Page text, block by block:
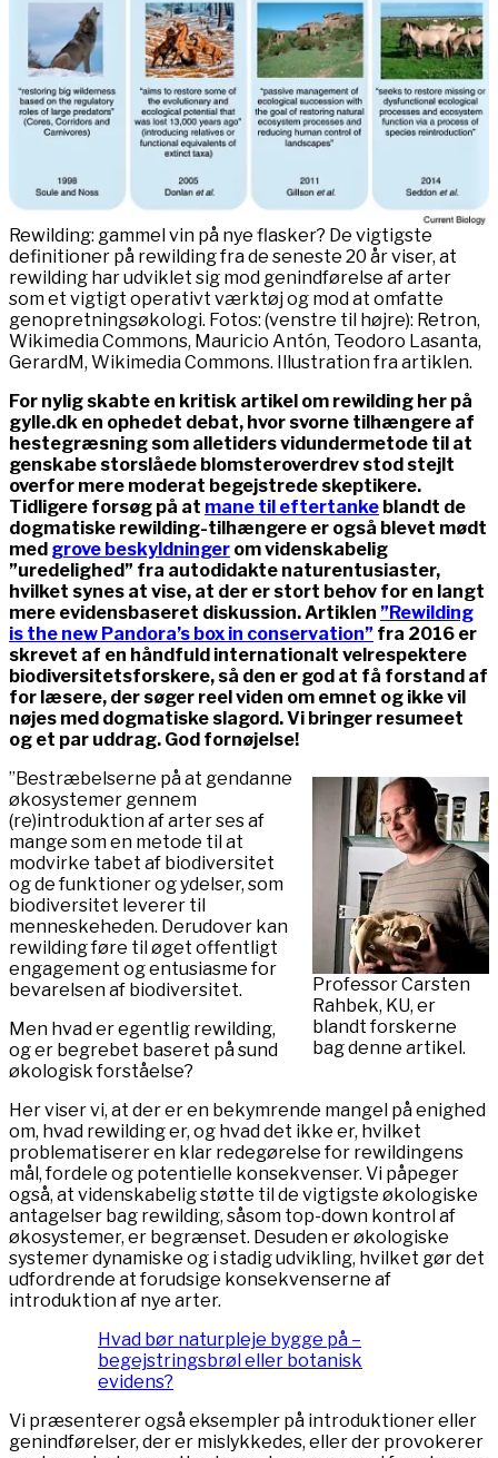
Rewilding: gammel vin på nye flasker? De vigtigste
definitioner på rewilding fra de seneste 20 år viser, at
rewilding har udviklet sig mod genindførelse af arter
som et vigtigt operativt værktøj og mod at omfatte
genopretningsøkologi. Fotos: (venstre til højre): Retron,
Wikimedia Commons, Mauricio Antón, Teodoro Lasanta,
GerardM, Wikimedia Commons. Illustration fra artiklen.
For nylig skabte en kritisk artikel om rewilding her på
gylle.dk en ophedet debat, hvor svorne tilhængere af
hestegræsning som alletiders vidundermetode til at
genskabe storslåede blomsteroverdrev stod stejlt
overfor mere moderat begejstrede skeptikere.
Tidligere forsøg på at mane til eftertanke blandt de
dogmatiske rewilding-tilhængere er også blevet mødt
med grove beskyldninger om videnskabelig
”uredelighed” fra autodidakte naturentusiaster,
hvilket synes at vise, at der er stort behov for en langt
mere evidensbaseret diskussion. Artiklen ”Rewilding
is the new Pandora’s box in conservation” fra 2016 er
skrevet af en håndfuld internationalt velrespektere
biodiversitetsforskere, så den er god at få forstand af
for læsere, der søger reel viden om emnet og ikke vil
nøjes med dogmatiske slagord. Vi bringer resumeet
og et par uddrag. God fornøjelse!
Professor Carsten
Rahbek, KU, er
blandt forskerne
bag denne artikel.
”Bestræbelserne på at gendanne
økosystemer gennem
(re)introduktion af arter ses af
mange som en metode til at
modvirke tabet af biodiversitet
og de funktioner og ydelser, som
biodiversitet leverer til
menneskeheden. Derudover kan
rewilding føre til øget offentligt
engagement og entusiasme for
bevarelsen af biodiversitet.
Men hvad er egentlig rewilding,
og er begrebet baseret på sund
økologisk forståelse?
Her viser vi, at der er en bekymrende mangel på enighed
om, hvad rewilding er, og hvad det ikke er, hvilket
problematiserer en klar redegørelse for rewildingens
mål, fordele og potentielle konsekvenser. Vi påpeger
også, at videnskabelig støtte til de vigtigste økologiske
antagelser bag rewilding, såsom top-down kontrol af
økosystemer, er begrænset. Desuden er økologiske
systemer dynamiske og i stadig udvikling, hvilket gør det
udfordrende at forudsige konsekvenserne af
introduktion af nye arter.
Hvad bør naturpleje bygge på –
begejstringsbrøl eller botanisk
evidens?
Vi præsenterer også eksempler på introduktioner eller
genindførelser, der er mislykkedes, eller der provokerer